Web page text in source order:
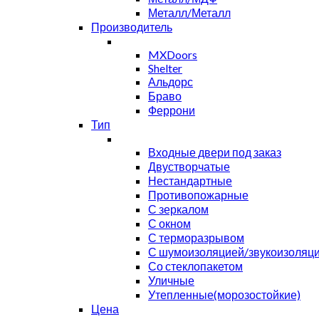
Металл/Металл
Производитель
MXDoors
Shelter
Альдорс
Браво
Феррони
Тип
Входные двери под заказ
Двустворчатые
Нестандартные
Противопожарные
С зеркалом
С окном
С терморазрывом
С шумоизоляцией/
Со стеклопакетом
Уличные
Утепленные(морозостойкие)
Цена